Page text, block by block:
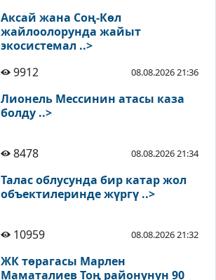
Аксай жана Соң-Көл
жайлоолорунда жайыт
экосистемал ..>
9912
08.08.2026 21:36
Лионель Мессинин атасы каза
болду ..>
8478 08.08.2026 21:34
Талас облусунда бир катар жол
объектилеринде жүргү ..>
10959 08.08.2026 21:32
ЖК төрагасы Марлен
Маматалиев Тоң районунун 90